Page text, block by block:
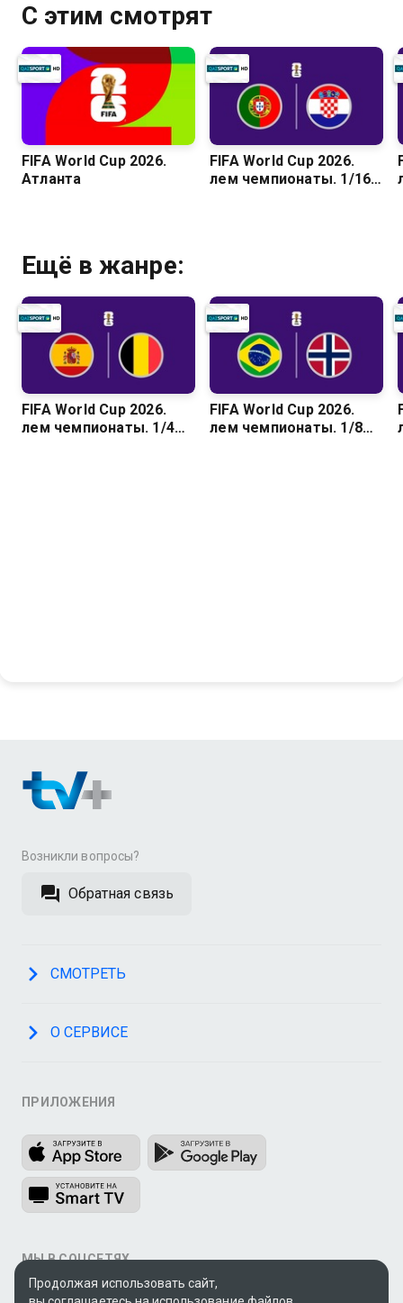
С этим смотрят
FIFA World Cup 2026.
Атланта
FIFA World Cup 2026.
Әлем чемпионаты. 1/16
Ещё в жанре:
FIFA World Cup 2026.
Әлем чемпионаты. 1/4
FIFA World Cup 2026.
Әлем чемпионаты. 1/8
Возникли вопросы?
Обратная связь
СМОТРЕТЬ
О СЕРВИСЕ
ПРИЛОЖЕНИЯ
МЫ В СОЦСЕТЯХ
Продолжая использовать сайт,